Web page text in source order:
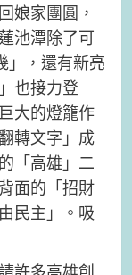
娘家團圓，
池潭除了可
」，還有新亮
也接力登
大的燈籠作
轉文字」成
「高雄」二
面的「招財
民主」。吸